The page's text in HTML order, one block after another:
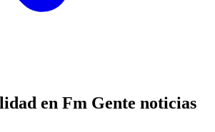
en Fm Gente noticias